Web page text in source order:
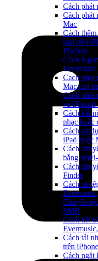
Cách phát
Cách phát
Mac
Cách
bạn trên
Flacbox
Cách
Evermusic
Cach phat
Mac cua
Cách phát
và iXpand
Cách kết
nhạc hoặc
Cách sử
iPad hoặc
Cách
bằng
Cách
Finder
Cách tải
Chuyển
SMB
Cách kết
Cách tải
trên iPhone
Cách ngắt